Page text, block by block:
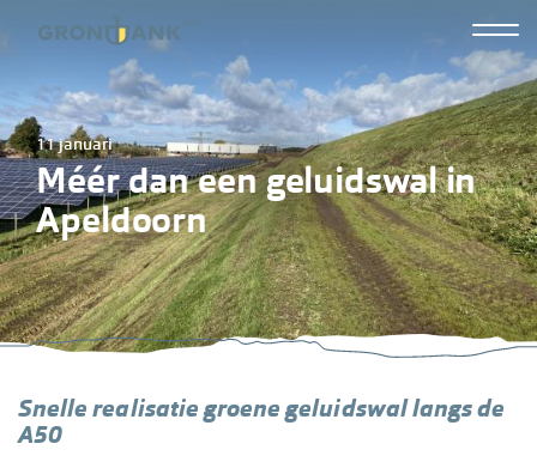
de
inhoud
gaan
11 januari
Méér dan een geluidswal in
Apeldoorn
Snelle realisatie groene geluidswal langs de
A50